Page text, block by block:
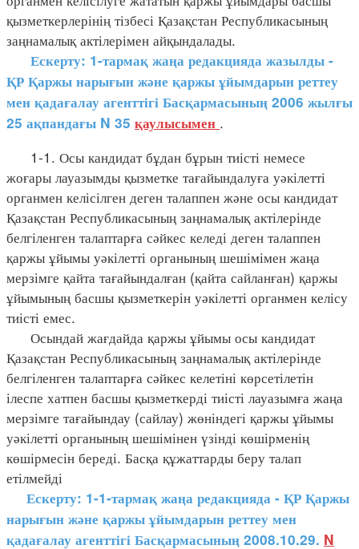
қызметкерлерінің тізбесі Қазақстан Республикасының
заңнамалық актілерімен айқындалады.
Ескерту: 1-тармақ жаңа редакцияда жазылды -
ҚР Қаржы нарығын және қаржы ұйымдарын реттеу
мен қадағалау агенттігі Басқармасының 2006 жылғы
25 ақпандағы N 35 қаулысымен .
1-1. Осы кандидат бұдан бұрын тиісті немесе
жоғары лауазымды қызметке тағайындалуға уәкілетті
органмен келісілген деген талаппен және осы кандидат
Қазақстан Республикасының заңнамалық актілерінде
белгіленген талаптарға сәйкес келеді деген талаппен
қаржы ұйымы уәкілетті органының шешімімен жаңа
мерзімге қайта тағайындалған (қайта сайланған) қаржы
ұйымының басшы қызметкерін уәкілетті органмен келісу
тиісті емес.
Осындай жағдайда қаржы ұйымы осы кандидат
Қазақстан Республикасының заңнамалық актілерінде
белгіленген талаптарға сәйкес келетіні көрсетілетін
ілеспе хатпен басшы қызметкерді тиісті лауазымға жаңа
мерзімге тағайындау (сайлау) жөніндегі қаржы ұйымы
уәкілетті органының шешімінен үзінді көшірменің
көшірмесін береді. Басқа құжаттарды беру талап
етілмейді
Ескерту: 1-1-тармақ жаңа редакцияда - ҚР Қаржы
нарығын және қаржы ұйымдарын реттеу мен
қадағалау агенттігі Басқармасының 2008.10.29. N